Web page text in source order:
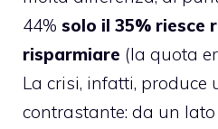
44% solo il 35% riesce
risparmiare (la quota
La crisi, infatti, produce
contrastante: da un